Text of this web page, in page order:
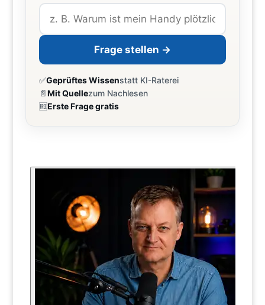
Frage stellen →
✅Geprüftes Wissenstatt KI-Raterei
📄Mit Quellezum Nachlesen
🆓Erste Frage gratis